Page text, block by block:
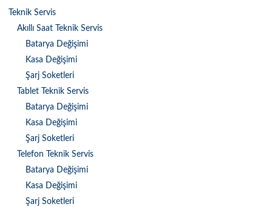
Teknik Servis
Akıllı Saat Teknik Servis
Batarya Değişimi
Kasa Değişimi
Şarj Soketleri
Tablet Teknik Servis
Batarya Değişimi
Kasa Değişimi
Şarj Soketleri
Telefon Teknik Servis
Batarya Değişimi
Kasa Değişimi
Şarj Soketleri